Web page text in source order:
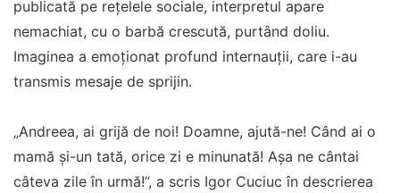
publicată pe rețelele sociale, interpretul apare
nemachiat, cu o barbă crescută, purtând doliu.
Imaginea a emoționat profund internauții, care i-au
transmis mesaje de sprijin.
„Andreea, ai grijă de noi! Doamne, ajută-ne! Când ai o
mamă și-un tată, orice zi e minunată! Așa ne cântai
câteva zile în urmă!”, a scris Igor Cuciuc în descrierea